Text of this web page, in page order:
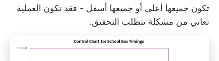
تكون جميعها أعلى أو جميعها أسفل - فقد تكون العملية
تعاني من مشكلة تتطلب التحقيق.